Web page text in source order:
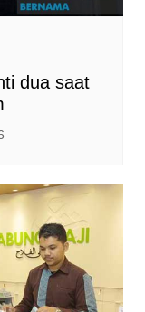
dua saat